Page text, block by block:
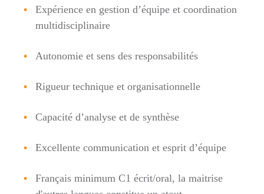
Expérience en gestion d’équipe et coordination
multidisciplinaire
Autonomie et sens des responsabilités
Rigueur technique et organisationnelle
Capacité d’analyse et de synthèse
Excellente communication et esprit d’équipe
Français minimum C1 écrit/oral, la maitrise